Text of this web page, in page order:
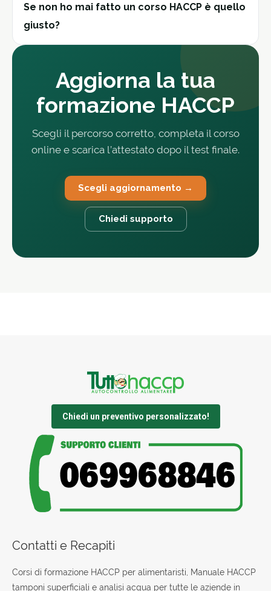
Se non ho mai fatto un corso HACCP è quello
giusto?
Aggiorna la tua
formazione HACCP
Scegli il percorso corretto, completa il corso
online e scarica l’attestato dopo il test finale.
Scegli aggiornamento →
Chiedi supporto
Chiedi un preventivo personalizzato!
Contatti e Recapiti
Corsi di formazione HACCP per alimentaristi, Manuale HACCP
tamponi superficiali e analisi acqua per tutte le aziende in